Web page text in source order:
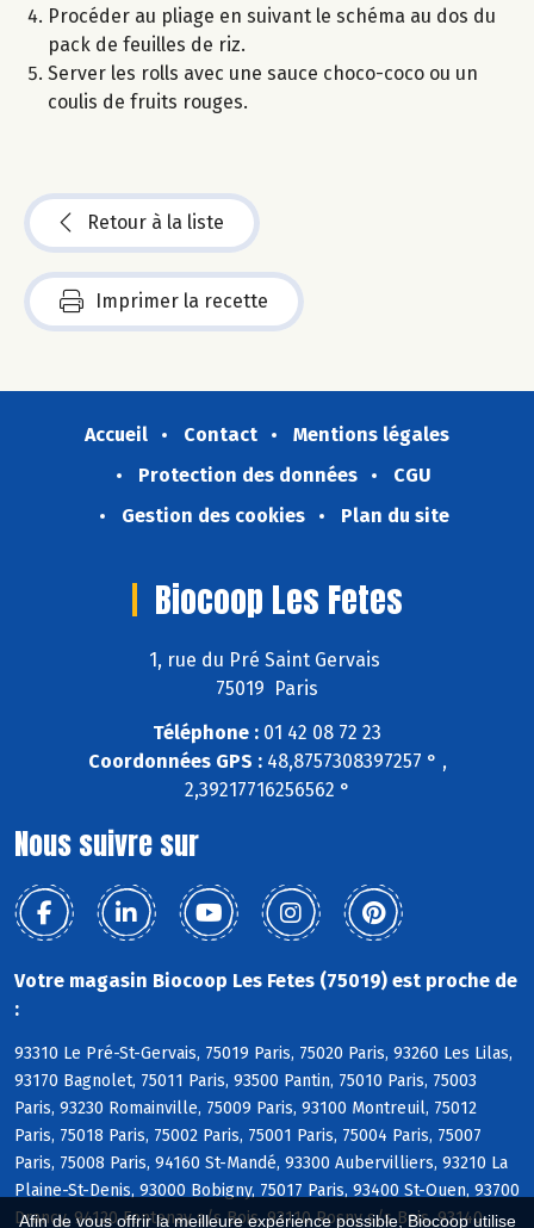
Afin de vous offrir la meilleure expérience possible, Biocoop utilise
Procéder au pliage en suivant le schéma au dos du
pack de feuilles de riz.
Server les rolls avec une sauce choco-coco ou un
coulis de fruits rouges.
Retour à la liste
Imprimer la recette
Accueil Contact
Mentions légales
Protection des données
CGU
Gestion des cookies
Plan du site
Biocoop Les Fetes
1, rue du Pré Saint Gervais
75019 Paris
Téléphone : 01 42 08 72 23
Coordonnées GPS :48,8757308397257 ° ,
2,39217716256562 °
Nous suivre sur
Votre magasin Biocoop Les Fetes (75019) est proche de
:
93310 Le Pré-St-Gervais, 75019 Paris, 75020 Paris, 93260 Les Lilas,
93170 Bagnolet, 75011 Paris, 93500 Pantin, 75010 Paris, 75003
Paris, 93230 Romainville, 75009 Paris, 93100 Montreuil, 75012
Paris, 75018 Paris, 75002 Paris, 75001 Paris, 75004 Paris, 75007
Paris, 75008 Paris, 94160 St-Mandé, 93300 Aubervilliers, 93210 La
Plaine-St-Denis, 93000 Bobigny, 75017 Paris, 93400 St-Ouen, 93700
Drancy, 94120 Fontenay s/s Bois, 93110 Rosny s/s Bois, 93140